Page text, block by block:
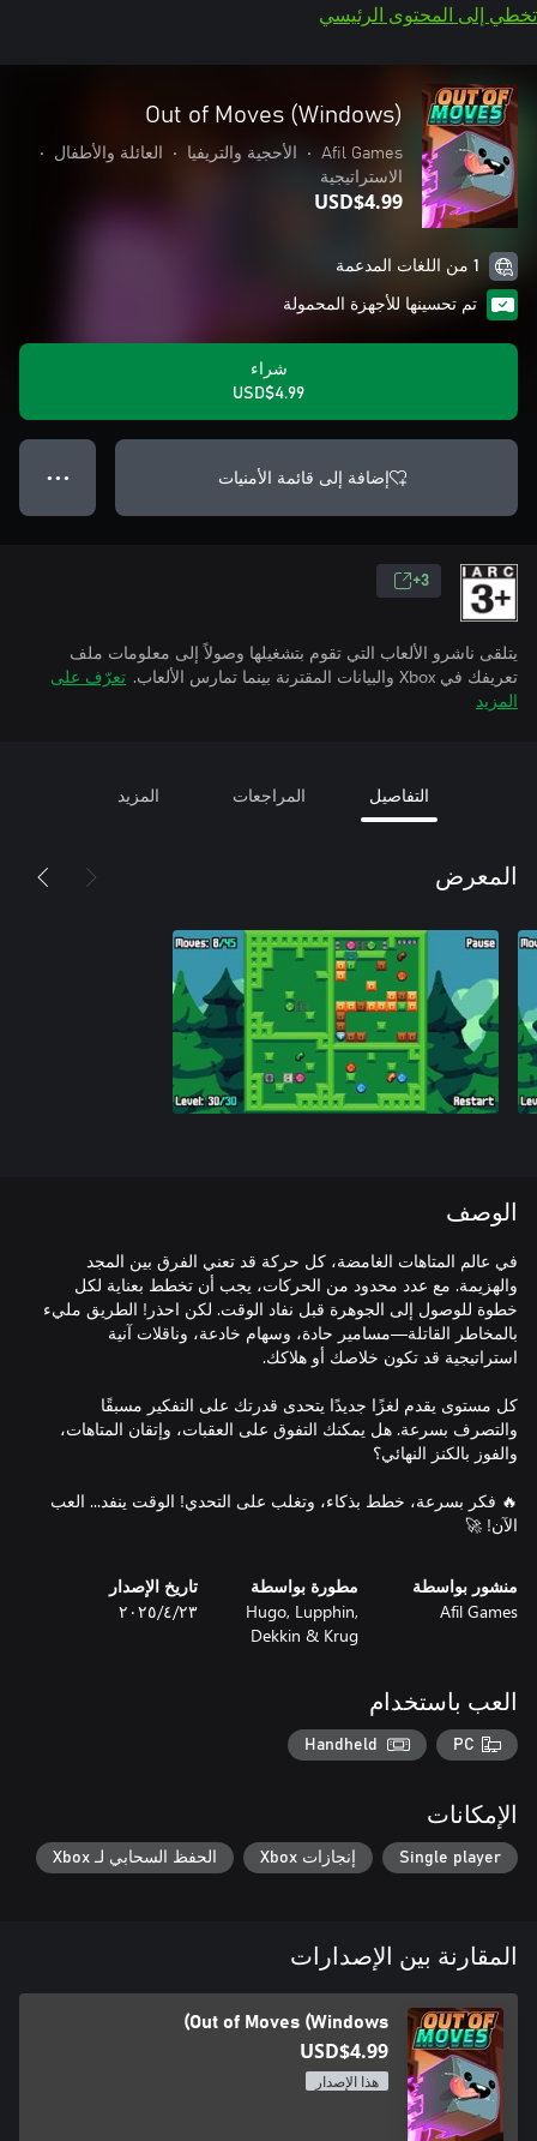
تخطي إلى المحتوى الرئيسي
Out of Moves (Windows)
Afil Games
• الأحجية والتريفيا • العائلة والأطفال
•
الاستراتيجية
USD$4.99
1 من اللغات المدعمة
تم تحسينها للأجهزة المحمولة
شراء
USD$4.99
إضافة إلى قائمة الأمنيات ● ● ●
3+
يتلقى ناشرو الألعاب التي تقوم بتشغيلها وصولاً إلى معلومات ملف
تعريفك في Xbox والبيانات المقترنة بينما تمارس الألعاب.
تعرّف على
المزيد
التفاصيل المراجعات المزيد
المعرض
الوصف
في عالم المتاهات الغامضة، كل حركة قد تعني الفرق بين المجد
والهزيمة. مع عدد محدود من الحركات، يجب أن تخطط بعناية لكل
خطوة للوصول إلى الجوهرة قبل نفاد الوقت. لكن احذر! الطريق مليء
بالمخاطر القاتلة—مسامير حادة، وسهام خادعة، وناقلات آنية
كل مستوى يقدم لغزًا جديدًا يتحدى قدرتك على التفكير مسبقًا
والتصرف بسرعة. هل يمكنك التفوق على العقبات، وإتقان المتاهات،
🔥 فكر بسرعة، خطط بذكاء، وتغلب على التحدي! الوقت ينفد... العب
الآن! 🚀
منشور بواسطة
Afil Games
مطورة بواسطة
Hugo, Lupphin,
Dekkin & Krug
تاريخ الإصدار
٢٣‏/٤‏/٢٠٢٥
العب باستخدام
PC
Handheld
الإمكانات
Single player إنجازات Xbox الحفظ السحابي لـ Xbox
المقارنة بين الإصدارات
Out of Moves (Windows)
USD$4.99
هذا الإصدار